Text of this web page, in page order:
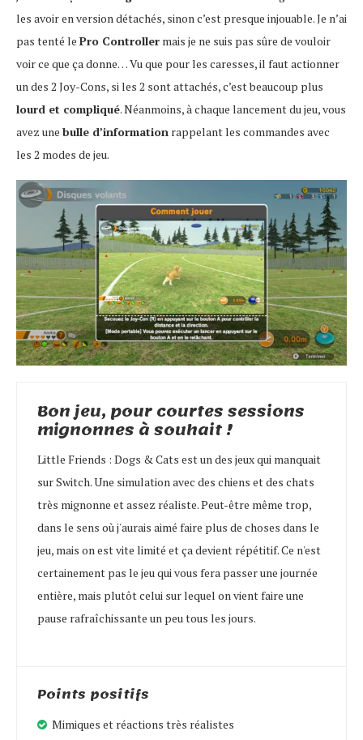
les avoir en version détachés, sinon c’est presque injouable. Je n’ai
pas tenté le Pro Controller mais je ne suis pas sûre de vouloir
voir ce que ça donne… Vu que pour les caresses, il faut actionner
un des 2 Joy-Cons, si les 2 sont attachés, c’est beaucoup plus
lourd et compliqué. Néanmoins, à chaque lancement du jeu, vous
avez une bulle d’information rappelant les commandes avec
les 2 modes de jeu.
Bon jeu, pour courtes sessions
mignonnes à souhait !
Little Friends : Dogs & Cats est un des jeux qui manquait
sur Switch. Une simulation avec des chiens et des chats
très mignonne et assez réaliste. Peut-être même trop,
dans le sens où j'aurais aimé faire plus de choses dans le
jeu, mais on est vite limité et ça devient répétitif. Ce n'est
certainement pas le jeu qui vous fera passer une journée
entière, mais plutôt celui sur lequel on vient faire une
pause rafraîchissante un peu tous les jours.
Points positifs
Mimiques et réactions très réalistes